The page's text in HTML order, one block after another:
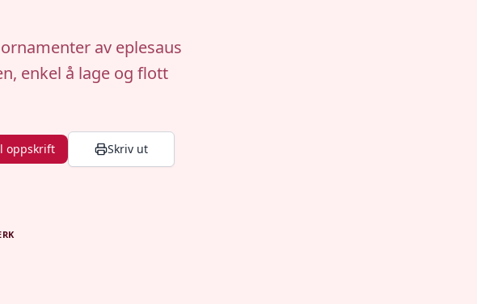
av eplesaus
enkel å lage og flott
oppskrift Skriv ut